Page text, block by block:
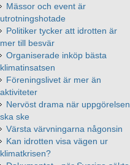
Mässor och event är
utrotningshotade
Politiker tycker att idrotten är
mer till besvär
Organiserade inköp bästa
klimatinsatsen
Föreningslivet är mer än
aktiviteter
Nervöst drama när uppgörelsen
ska ske
Värsta värvningarna någonsin
Kan idrotten visa vägen ur
klimatkrisen?